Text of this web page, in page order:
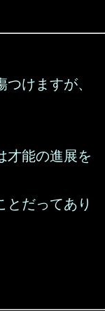
けますが、
才能の進展を
とだってあり